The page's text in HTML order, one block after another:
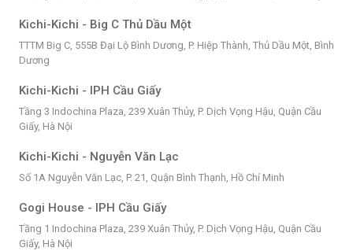
Kichi-Kichi - Big C Thủ Dầu Một
TTTM Big C, 555B Đại Lộ Bình Dương, P. Hiệp Thành, Thủ Dầu Một, Bình
Dương
Kichi-Kichi - IPH Cầu Giấy
Tầng 3 Indochina Plaza, 239 Xuân Thủy, P. Dịch Vọng Hậu, Quận Cầu
Giấy, Hà Nội
Kichi-Kichi - Nguyễn Văn Lạc
Số 1A Nguyễn Văn Lạc, P. 21, Quận Bình Thạnh, Hồ Chí Minh
Gogi House - IPH Cầu Giấy
Tầng 1 Indochina Plaza, 239 Xuân Thủy, P. Dịch Vọng Hậu, Quận Cầu
Giấy, Hà Nội